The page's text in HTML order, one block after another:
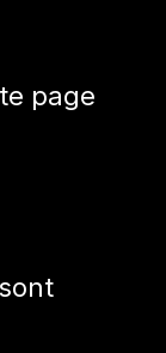
page